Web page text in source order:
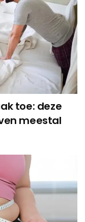
toe: deze
meestal